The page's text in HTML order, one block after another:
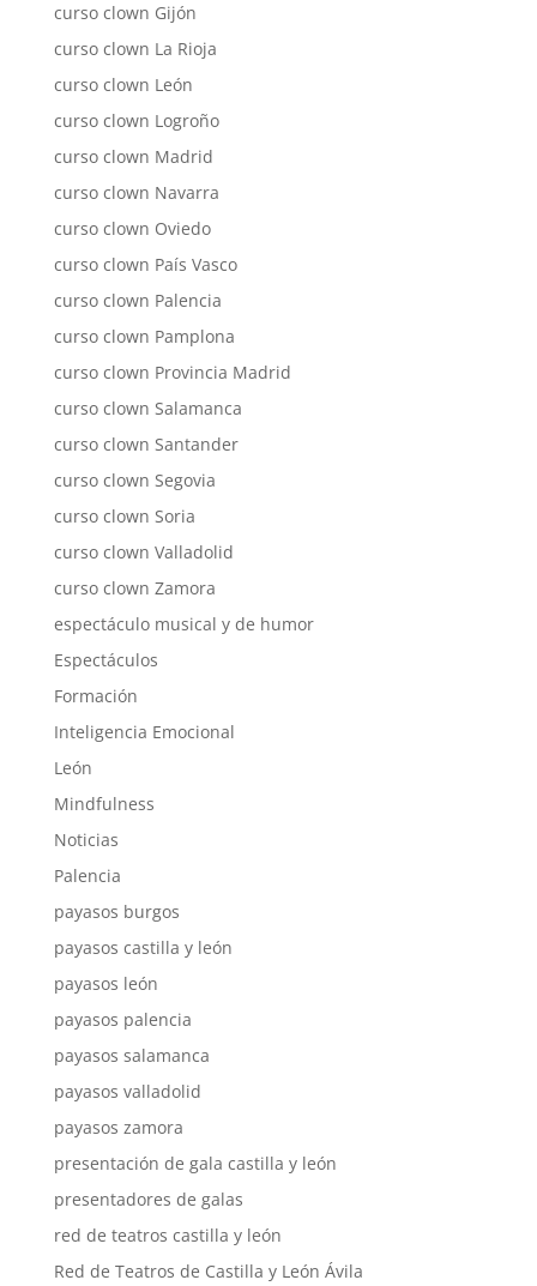
curso clown Gijón
curso clown La Rioja
curso clown León
curso clown Logroño
curso clown Madrid
curso clown Navarra
curso clown Oviedo
curso clown País Vasco
curso clown Palencia
curso clown Pamplona
curso clown Provincia Madrid
curso clown Salamanca
curso clown Santander
curso clown Segovia
curso clown Soria
curso clown Valladolid
curso clown Zamora
espectáculo musical y de humor
Espectáculos
Formación
Inteligencia Emocional
León
Mindfulness
Noticias
Palencia
payasos burgos
payasos castilla y león
payasos león
payasos palencia
payasos salamanca
payasos valladolid
payasos zamora
presentación de gala castilla y león
presentadores de galas
red de teatros castilla y león
Red de Teatros de Castilla y León Ávila